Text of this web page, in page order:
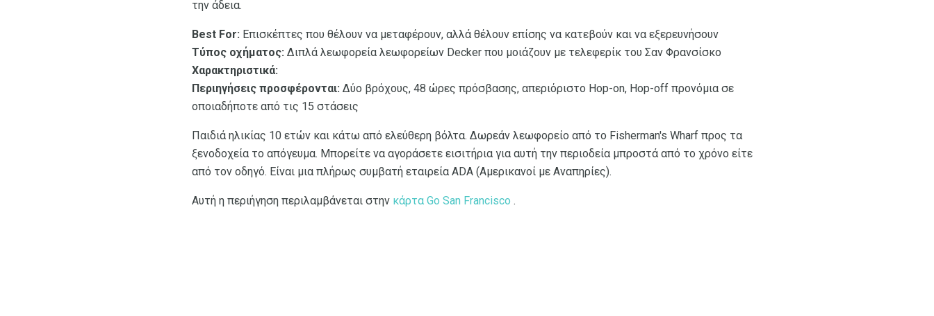
την άδεια.
Best For: Επισκέπτες που θέλουν να μεταφέρουν, αλλά θέλουν επίσης να κατεβούν και να εξερευνήσουν
Τύπος οχήματος: Διπλά λεωφορεία λεωφορείων Decker που μοιάζουν με τελεφερίκ του Σαν Φρανσίσκο
Χαρακτηριστικά:
Περιηγήσεις προσφέρονται: Δύο βρόχους, 48 ώρες πρόσβασης, απεριόριστο Hop-on, Hop-off προνόμια σε
οποιαδήποτε από τις 15 στάσεις
Παιδιά ηλικίας 10 ετών και κάτω από ελεύθερη βόλτα. Δωρεάν λεωφορείο από το Fisherman's Wharf προς τα
ξενοδοχεία το απόγευμα. Μπορείτε να αγοράσετε εισιτήρια για αυτή την περιοδεία μπροστά από το χρόνο είτε
από τον οδηγό. Είναι μια πλήρως συμβατή εταιρεία ADA (Αμερικανοί με Αναπηρίες).
Αυτή η περιήγηση περιλαμβάνεται στην κάρτα Go San Francisco .